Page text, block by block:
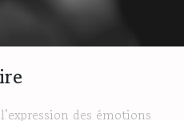
des émotions